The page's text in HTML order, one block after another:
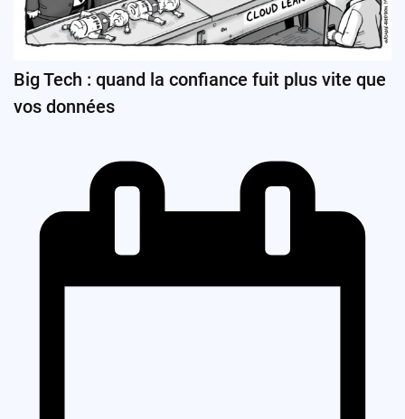
Big Tech : quand la confiance fuit plus vite que
vos données